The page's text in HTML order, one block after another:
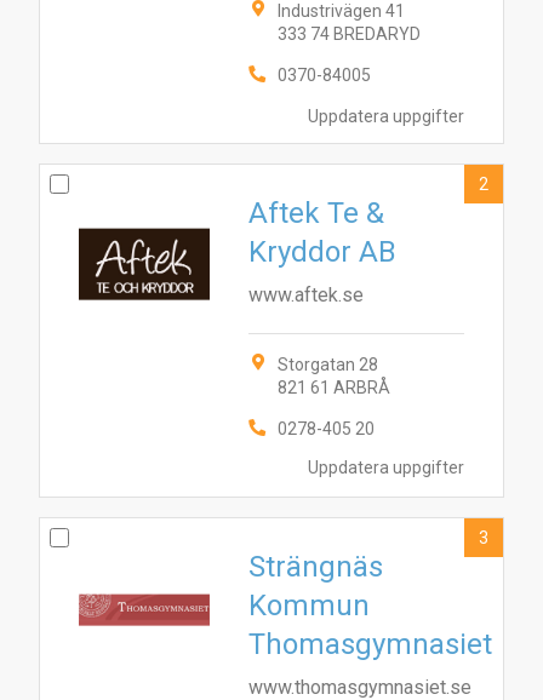
Uppdatera uppgifter
Industrivägen 41
333 74 BREDARYD
0370-84005
Uppdatera uppgifter
Aftek Te &
Kryddor AB
www.aftek.se
Storgatan 28
821 61 ARBRÅ
0278-405 20
2
Strängnäs
Kommun
Thomasgymnasiet
www.thomasgymnasiet.se
3